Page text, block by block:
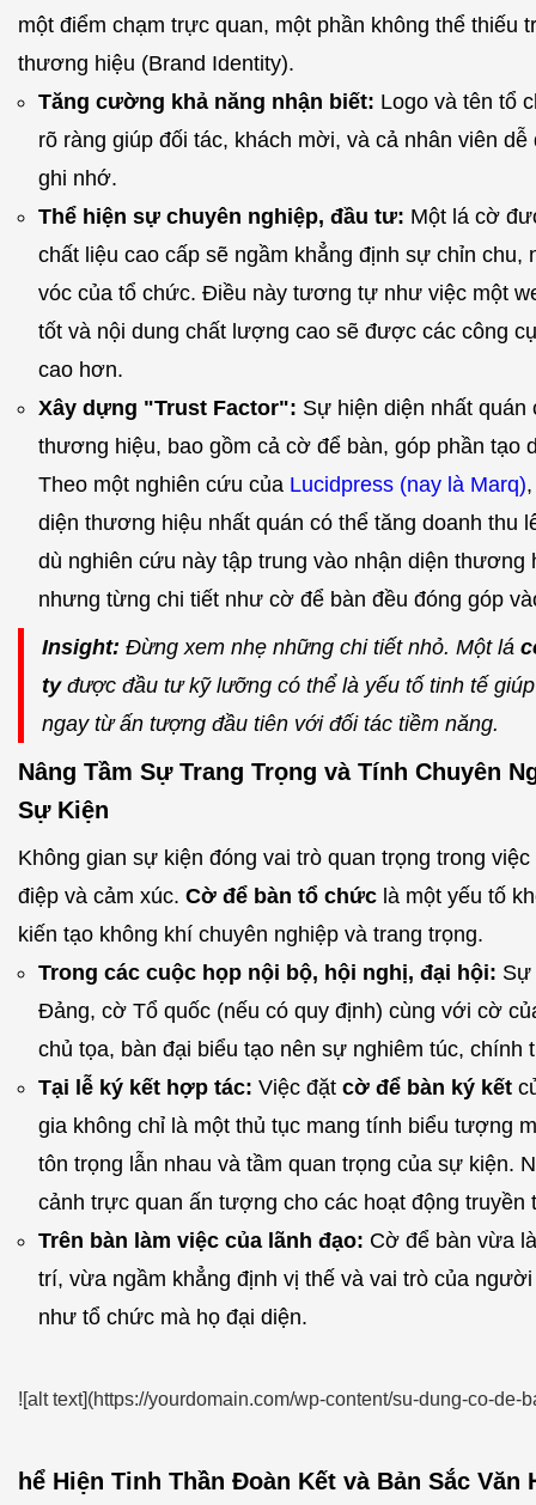
một điểm chạm trực quan, một phần không thể thiếu
thương hiệu (Brand Identity).
Tăng cường khả năng nhận biết: Logo và tên tổ
rõ ràng giúp đối tác, khách mời, và cả nhân viên dễ
ghi nhớ.
Thể hiện sự chuyên nghiệp, đầu tư: Một lá cờ
chất liệu cao cấp sẽ ngầm khẳng định sự chỉn chu,
vóc của tổ chức. Điều này tương tự như việc một
tốt và nội dung chất lượng cao sẽ được các công
cao hơn.
Xây dựng "Trust Factor": Sự hiện diện nhất quán
thương hiệu, bao gồm cả cờ để bàn, góp phần tạo
Theo một nghiên cứu của Lucidpress (nay là Marq)
diện thương hiệu nhất quán có thể tăng doanh thu
dù nghiên cứu này tập trung vào nhận diện thương
nhưng từng chi tiết như cờ để bàn đều đóng góp
Insight: Đừng xem nhẹ những chi tiết nhỏ. Một lá
tyđược đầu tư kỹ lưỡng có thể là yếu tố tinh tế
ngay từ ấn tượng đầu tiên với đối tác tiềm năng.
Nâng Tầm Sự Trang Trọng và Tính Chuyên
Sự Kiện
Không gian sự kiện đóng vai trò quan trọng trong
điệp và cảm xúc. Cờ để bàn tổ chức là một yếu tố
kiến tạo không khí chuyên nghiệp và trang trọng.
Trong các cuộc họp nội bộ, hội nghị, đại hội: Sự
Đảng, cờ Tổ quốc (nếu có quy định) cùng với cờ
chủ tọa, bàn đại biểu tạo nên sự nghiêm túc, chính
Tại lễ ký kết hợp tác: Việc đặtcờ để bàn ký kết
gia không chỉ là một thủ tục mang tính biểu tượng
tôn trọng lẫn nhau và tầm quan trọng của sự kiện.
cảnh trực quan ấn tượng cho các hoạt động truyền
Trên bàn làm việc của lãnh đạo: Cờ để bàn vừa
trí, vừa ngầm khẳng định vị thế và vai trò của
như tổ chức mà họ đại diện.
![alt text](https://yourdomain.com/wp-content/su-dung-co-de-
hể Hiện Tinh Thần Đoàn Kết và Bản Sắc Văn